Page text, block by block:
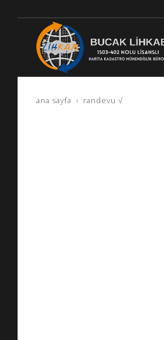
ana sayfa randevu √